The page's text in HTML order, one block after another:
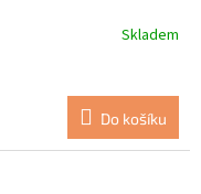
Skladem
Do košíku